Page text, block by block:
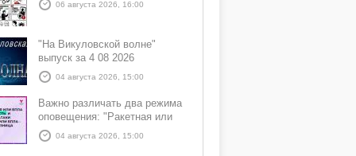
06 августа 2026, 16:00
"На Викуловской волне"
выпуск за 4 08 2026
04 августа 2026, 15:00
Важно различать два режима
оповещения: "Ракетная или
БПЛА опасность" и "Угроза
атаки ракеты или БПЛА"
04 августа 2026, 15:00